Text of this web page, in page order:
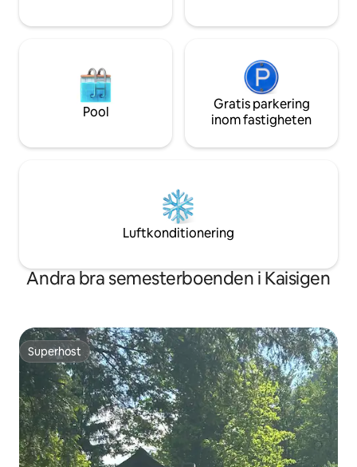
Pool
Gratis parkering
inom fastigheten
Luftkonditionering
Andra bra semesterboenden i Kaisigen
Superhost
Superhost